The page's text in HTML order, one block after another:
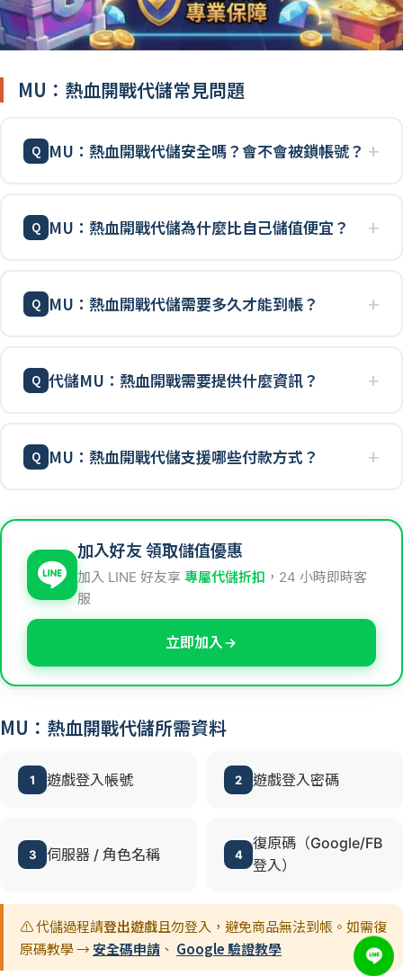
MU：熱血開戰代儲常見問題
MU：熱血開戰代儲安全嗎？會不會被鎖帳號？
MU：熱血開戰代儲為什麼比自己儲值便宜？
MU：熱血開戰代儲需要多久才能到帳？
代儲MU：熱血開戰需要提供什麼資訊？
MU：熱血開戰代儲支援哪些付款方式？
加入好友 領取儲值優惠
加入 LINE 好友享 專屬代儲折扣 ，24 小時即時客
服
立即加入
MU：熱血開戰代儲所需資料
1 遊戲登入帳號 2 遊戲登入密碼
3 伺服器 / 角色名稱 4
復原碼（Google/FB
登入）
⚠️ 代儲過程請登出遊戲且勿登入，避免商品無法到帳。如需復
原碼教學 →安全碼申請 、 Google 驗證教學